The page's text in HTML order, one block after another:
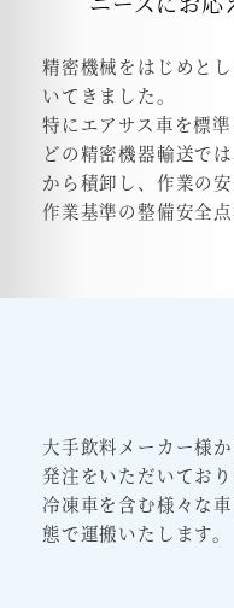
精密機械をはじめと
いてきました。
特にエアサス車を標
どの精密機器輸送で
から積卸し、 作業の
作業基準の整備安全
大手飲料メーカー様
発注をいただいており
冷凍車を含む様々な
態で運搬いたします。